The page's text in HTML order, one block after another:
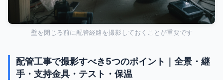
壁を閉じる前に配管経路を撮影しておくことが重要です
配管工事で撮影すべき5つのポイント｜全景・継
手・支持金具・テスト・保温